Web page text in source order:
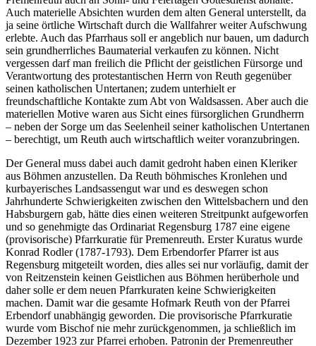
Auch materielle Absichten wurden dem alten General unterstellt, da
ja seine örtliche Wirtschaft durch die Wallfahrer weiter Aufschwung
erlebte. Auch das Pfarrhaus soll er angeblich nur bauen, um dadurch
sein grundherrliches Baumaterial verkaufen zu können. Nicht
vergessen darf man freilich die Pflicht der geistlichen Fürsorge und
Verantwortung des protestantischen Herrn von Reuth gegenüber
seinen katholischen Untertanen; zudem unterhielt er
freundschaftliche Kontakte zum Abt von Waldsassen. Aber auch die
materiellen Motive waren aus Sicht eines fürsorglichen Grundherrn
– neben der Sorge um das Seelenheil seiner katholischen Untertanen
– berechtigt, um Reuth auch wirtschaftlich weiter voranzubringen.
Der General muss dabei auch damit gedroht haben einen Kleriker
aus Böhmen anzustellen. Da Reuth böhmisches Kronlehen und
kurbayerisches Landsassengut war und es deswegen schon
Jahrhunderte Schwierigkeiten zwischen den Wittelsbachern und den
Habsburgern gab, hätte dies einen weiteren Streitpunkt aufgeworfen
und so genehmigte das Ordinariat Regensburg 1787 eine eigene
(provisorische) Pfarrkuratie für Premenreuth. Erster Kuratus wurde
Konrad Rodler (1787-1793). Dem Erbendorfer Pfarrer ist aus
Regensburg mitgeteilt worden, dies alles sei nur vorläufig, damit der
von Reitzenstein keinen Geistlichen aus Böhmen herüberhole und
daher solle er dem neuen Pfarrkuraten keine Schwierigkeiten
machen. Damit war die gesamte Hofmark Reuth von der Pfarrei
Erbendorf unabhängig geworden. Die provisorische Pfarrkuratie
wurde vom Bischof nie mehr zurückgenommen, ja schließlich im
Dezember 1923 zur Pfarrei erhoben. Patronin der Premenreuther